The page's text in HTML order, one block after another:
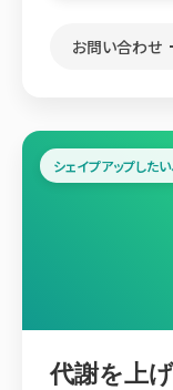
お問い合わせ
代謝を上